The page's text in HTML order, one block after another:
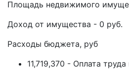
Площадь недвижимого
Доход от имущества - 0 руб.
Расходы бюджета, руб
11,719,370 - Оплата